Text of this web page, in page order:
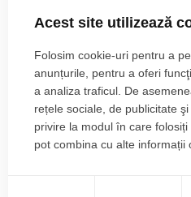
+
−
Acest site utilizează
Folosim cookie-uri pentru a
anunțurile, pentru a oferi
a analiza traficul. De
rețele sociale, de publicitate
privire la modul în care
pot combina cu alte informații